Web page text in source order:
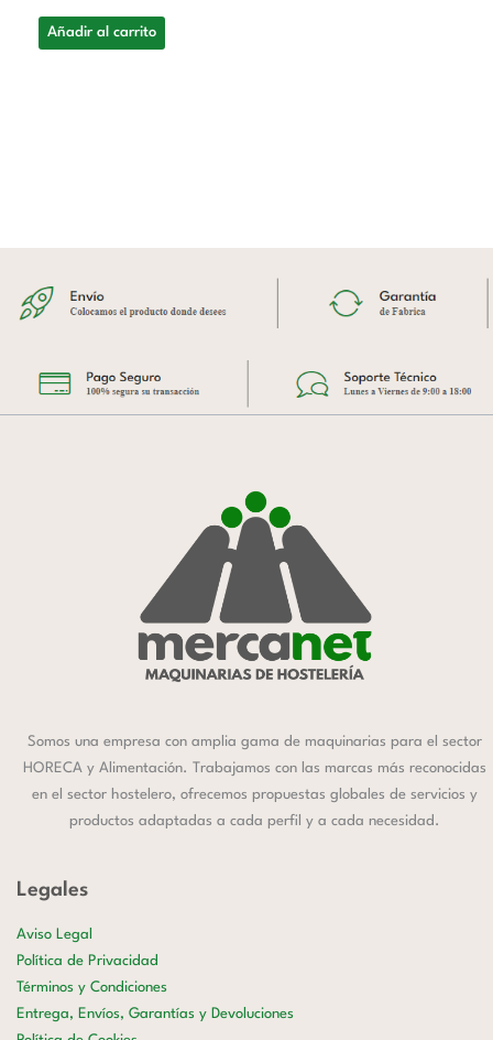
Añadir al carrito
Somos una empresa con amplia gama de maquinarias para el sector
HORECA y Alimentación. Trabajamos con las marcas más reconocidas
en el sector hostelero, ofrecemos propuestas globales de servicios y
productos adaptadas a cada perfil y a cada necesidad.
Legales
Aviso Legal
Política de Privacidad
Términos y Condiciones
Entrega, Envíos, Garantías y Devoluciones